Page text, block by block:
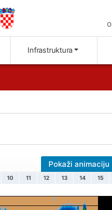
Infrastruktura
Pokaži animaciju
10 11 12 13 14 15